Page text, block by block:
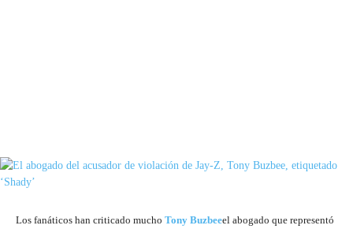
Los fanáticos han criticado mucho Tony Buzbeeel abogado que representó